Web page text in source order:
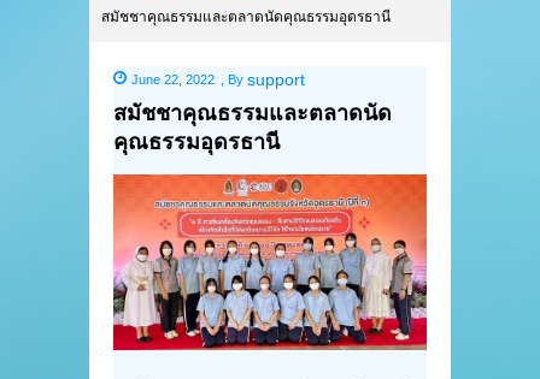
สมัชชาคุณธรรมและตลาดนัดคุณธรรมอุดรธานี
June 22, 2022 By support
สมัชชาคุณธรรมและตลาดนัด
คุณธรรมอุดรธานี